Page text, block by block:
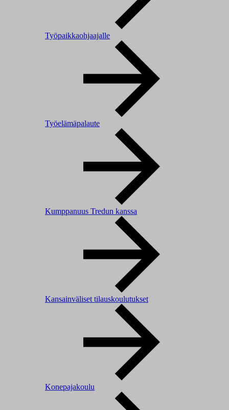
Työpaikkaohjaajalle
Työelämäpalaute
Kumppanuus Tredun kanssa
Kansainväliset tilauskoulutukset
Konepajakoulu